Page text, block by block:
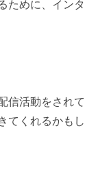
ために、インタ
信活動をされて
てくれるかもし